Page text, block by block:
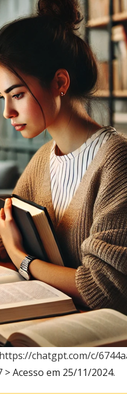
chatgpt.com/c/
> Acesso em 25/11/2024.